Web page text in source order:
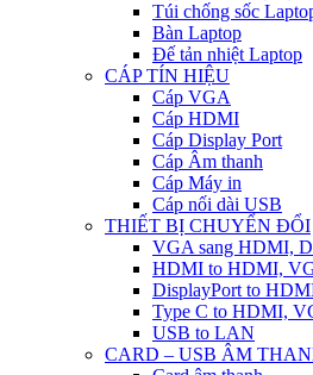
Túi chống sốc
Bàn Laptop
Đế tản nhiệt Laptop
CÁP TÍN HIỆU
Cáp VGA
Cáp HDMI
Cáp Display Port
Cáp Âm thanh
Cáp Máy in
Cáp nối dài USB
THIẾT BỊ CHUYỂN ĐỔI
VGA sang HDMI,
HDMI to HDMI,
DisplayPort to
Type C to HDMI,
USB to LAN
CARD – USB ÂM